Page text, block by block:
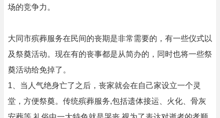
场的竞争力。
大同市殡葬服务在民间的丧期是非常需要的，有一些仪式以
及祭奠活动。现在有的丧事都是从简办的，同时也将一些祭
奠活动给免掉了。
1、当人气绝身亡了之后，丧家就会在自己家设立一个灵
堂，方便祭奠。传统殡葬服务,包括遗体接运、火化、骨灰